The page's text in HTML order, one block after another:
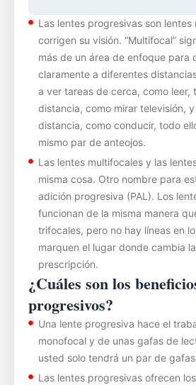
Las lentes progresivas son
corrigen su visión. “Multifocal”
más de un área de enfoque para
claramente a diferentes
a ver tareas de cerca, como leer,
distancia, como mirar televisión,
distancia, como conducir, todo
mismo par de anteojos.
Las lentes multifocales y las
misma cosa. Otro nombre para
adición progresiva (PAL). Los
funcionan de la misma manera
trifocales, pero no hay líneas en
marquen el lugar donde cambia
prescripción.
¿Cuáles son los
progresivos?
Una lente progresiva hace el
monofocal y de unas gafas de
usted solo tendrá un par de
Las lentes progresivas ofrecen